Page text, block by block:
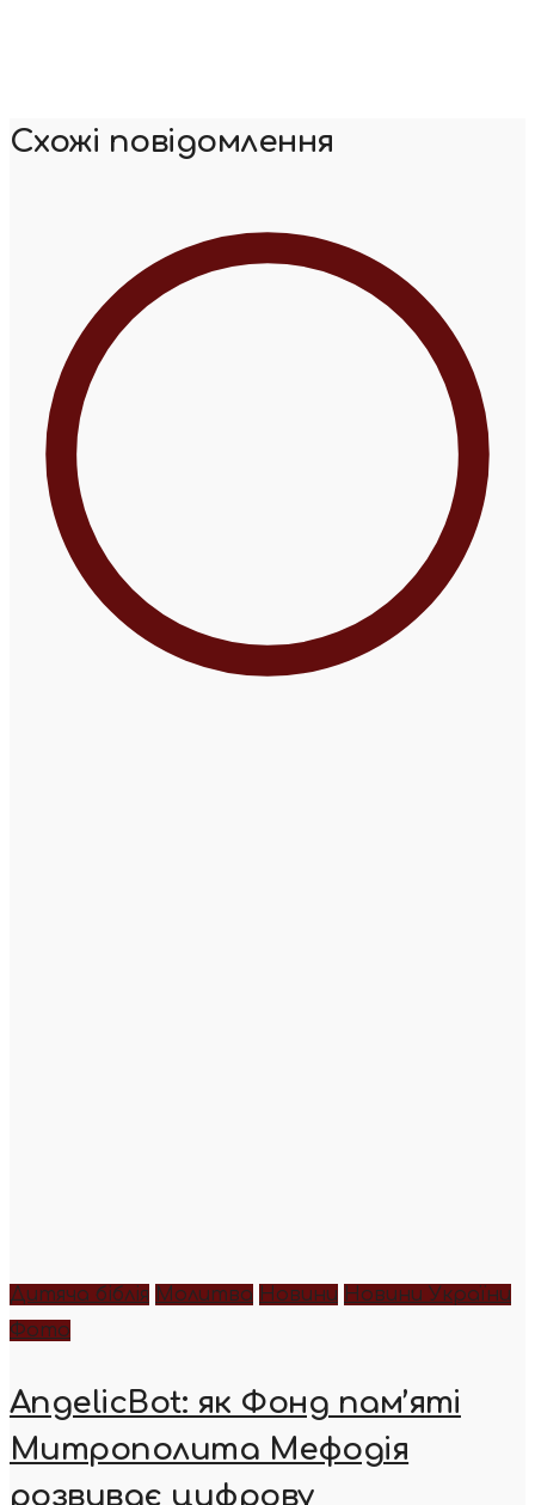
Схожі повідомлення
Дитяча біблія Молитва Новини Новини України
Фото
AngelicBot: як Фонд пам’яті
Митрополита Мефодія
розвиває цифрову